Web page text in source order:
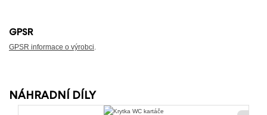
GPSR
GPSR informace o výrobci
NÁHRADNÍ DÍLY